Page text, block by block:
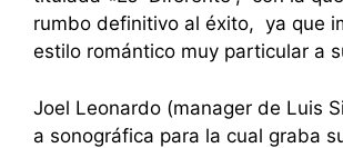
rumbo definitivo al éxito, ya que
estilo romántico muy particular a
Joel Leonardo (manager de Luis
a sonográfica para la cual graba